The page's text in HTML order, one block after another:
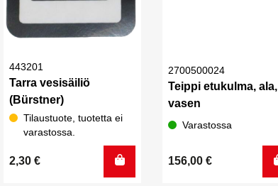
443201
Tarra vesisäiliö
(Bürstner)
Tilaustuote, tuotetta ei
varastossa.
2,30 €
2700500024
Teippi etukulma, ala,
vasen
Varastossa
156,00 €